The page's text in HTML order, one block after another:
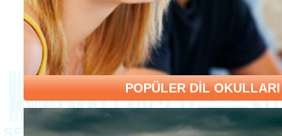
POPÜLER DİL OKULLARI